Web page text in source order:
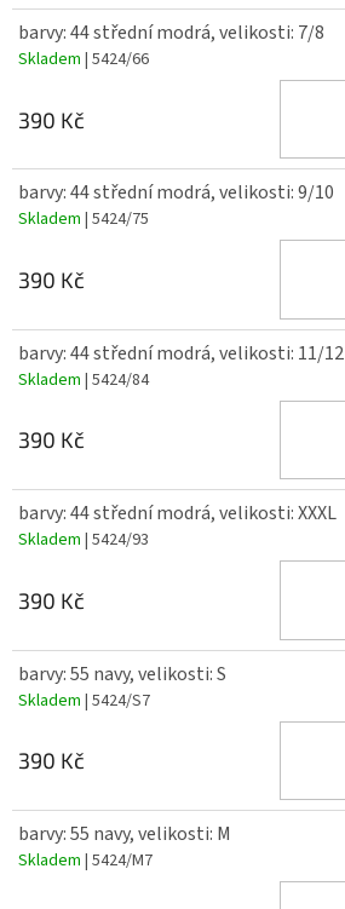
barvy: 44 střední modrá, velikosti: 7/8
Skladem | 5424/66
390 Kč
barvy: 44 střední modrá, velikosti: 9/10
Skladem | 5424/75
390 Kč
barvy: 44 střední modrá, velikosti: 11/12
Skladem | 5424/84
390 Kč
barvy: 44 střední modrá, velikosti: XXXL
Skladem | 5424/93
390 Kč
barvy: 55 navy, velikosti: S
Skladem | 5424/S7
390 Kč
barvy: 55 navy, velikosti: M
Skladem | 5424/M7